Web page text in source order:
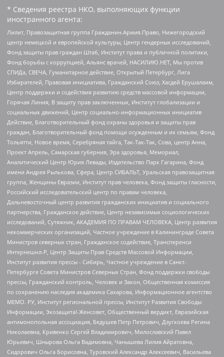
* Сведения реестра НКО, выполняющих функции
иностранного агента:
Лилит, Правозащитная группа Гражданин.Армия.Право, Нижегородский
центр немецкой и европейской культуры, Центр гендерных исследований,
Фонд защиты прав граждан Штаб, Институт права и публичной политики,
Фонд борьбы с коррупцией, Альянс врачей, НАСИЛИЮ.НЕТ, Мы против
СПИДа, СВЕЧА, Гуманитарное действие, Открытый Петербург, Лига
Избирателей, Правовая инициатива, Гражданский Союз, Хасдей Ерушалаим,
Центр поддержки и содействия развитию средств массовой информации,
Горячая Линия, В защиту прав заключенных, Институт глобализации и
социальных движений, Центр социально-информационных инициатив
Действие, Благотворительный фонд охраны здоровья и защиты прав
граждан, Благотворительный фонд помощи осужденным и их семьям, Фонд
Тольятти, Новое время, Серебряная тайга, Так-Так-Так, Сова, центр Анна,
Проект Апрель, Самарская губерния, Эра здоровья, Мемориал,
Аналитический Центр Юрия Левады, Издательство Парк Гагарина, Фонд
имени Андрея Рылькова, Сфера, Центр СИБАЛЬТ, Уральская правозащитная
группа, Женщины Евразии, Институт прав человека, Фонд защиты гласности,
Российский исследовательский центр по правам человека,
Дальневосточный центр развития гражданских инициатив и социального
партнерства, Гражданское действие, Центр независимых социологических
исследований, Сутяжник, АКАДЕМИЯ ПО ПРАВАМ ЧЕЛОВЕКА, Центр развития
некоммерческих организаций, Частное учреждение в Калининграде Совета
Министров северных стран, Гражданское содействие, Трансперенси
Интернешнл-Р, Центр Защиты Прав Средств Массовой Информации,
Институт развития прессы - Сибирь, Частное учреждение в Санкт-
Петербурге Совета Министров Северных Стран, Фонд поддержки свободы
прессы, Гражданский контроль, Человек и Закон, Общественная комиссия
по сохранению наследия академика Сахарова, Информационное агентство
МЕМО. РУ, Институт региональной прессы, Институт Развития Свободы
Информации, Экозащита!-Женсовет, Общественный вердикт, Евразийская
антимонопольная ассоциация, Бедушев Петр Петрович, Дзугкоева Регина
Николаевна, Кривенко Сергей Владимирович, Милославский Павел
Юрьевич, Шнырова Ольга Вадимовна, Чанышева Лилия Айратовна,
Сидорович Ольга Борисовна, Туровский Александр Алексеевич, Васильева